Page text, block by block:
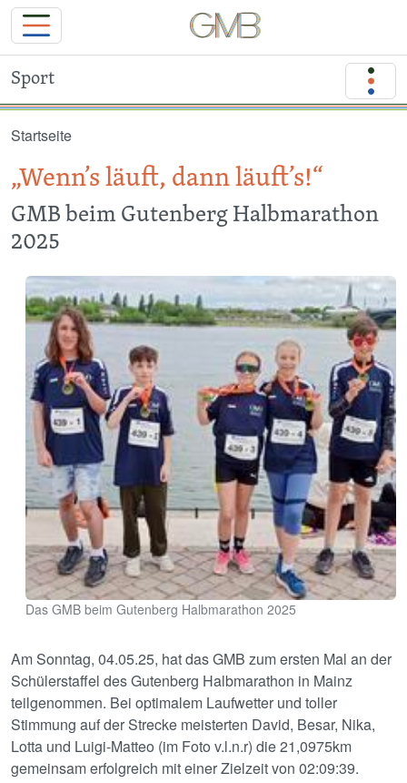
Sport
Startseite
„Wenn’s läuft, dann läuft’s!“
GMB beim Gutenberg Halbmarathon
2025
Image
Das GMB beim Gutenberg Halbmarathon 2025
Am Sonntag, 04.05.25, hat das GMB zum ersten Mal an der
Schülerstaffel des Gutenberg Halbmarathon in Mainz
teilgenommen. Bei optimalem Laufwetter und toller
Stimmung auf der Strecke meisterten David, Besar, Nika,
Lotta und Luigi-Matteo (im Foto v.l.n.r) die 21,0975km
gemeinsam erfolgreich mit einer Zielzeit von 02:09:39.